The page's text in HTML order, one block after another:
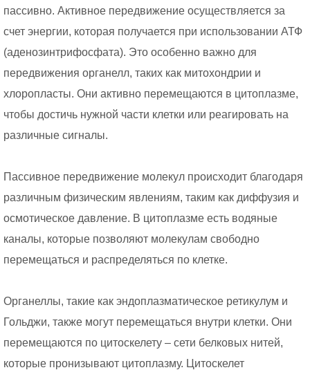
пассивно. Активное передвижение осуществляется за
счет энергии, которая получается при использовании АТФ
(аденозинтрифосфата). Это особенно важно для
передвижения органелл, таких как митохондрии и
хлоропласты. Они активно перемещаются в цитоплазме,
чтобы достичь нужной части клетки или реагировать на
различные сигналы.
Пассивное передвижение молекул происходит благодаря
различным физическим явлениям, таким как диффузия и
осмотическое давление. В цитоплазме есть водяные
каналы, которые позволяют молекулам свободно
перемещаться и распределяться по клетке.
Органеллы, такие как эндоплазматическое ретикулум и
Гольджи, также могут перемещаться внутри клетки. Они
перемещаются по цитоскелету – сети белковых нитей,
которые пронизывают цитоплазму. Цитоскелет